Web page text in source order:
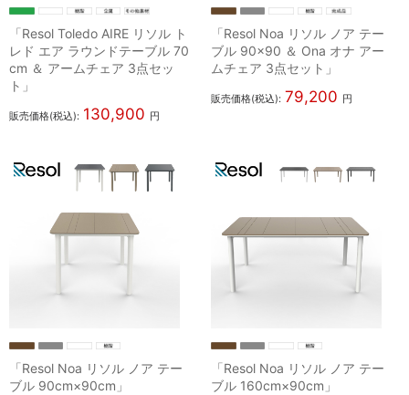
「Resol Toledo AIRE リソル ト
レド エア ラウンドテーブル 70
cm ＆ アームチェア 3点セッ
ト」
販売価格(税込): 130,900 円
「Resol Noa リソル ノア テー
ブル 90×90 ＆ Ona オナ アー
ムチェア 3点セット」
販売価格(税込): 79,200 円
「Resol Noa リソル ノア テー
ブル 90cm×90cm」
「Resol Noa リソル ノア テー
ブル 160cm×90cm」